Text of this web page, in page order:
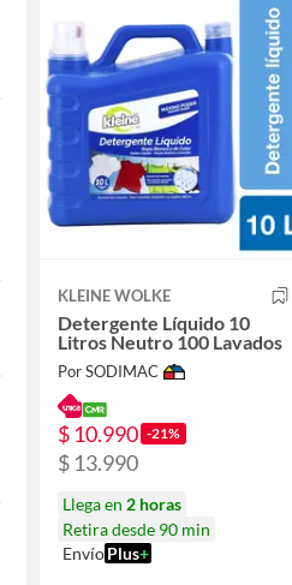
KLEINE WOLKE
Detergente Líquido 10
Litros Neutro 100 Lavados
Por SODIMAC
$ 10.990 -21%
$ 13.990
Llega en 2 horas
Retira desde 90 min
EnvíoPlus+